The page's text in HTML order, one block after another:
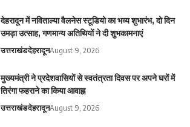
देहरादून में नविताल्या वैलनेस स्टूडियो का भव्य शुभारंभ, दो दिन
उमड़ा उत्साह, गणमान्य अतिथियों ने दी शुभकामनाएं
उत्तराखंडदेहरादूनAugust 9, 2026
मुख्यमंत्री ने प्रदेशवासियों से स्वतंत्रता दिवस पर अपने घरों में
तिरंगा फहराने का किया आवाह्न
उत्तराखंडदेहरादूनAugust 9, 2026